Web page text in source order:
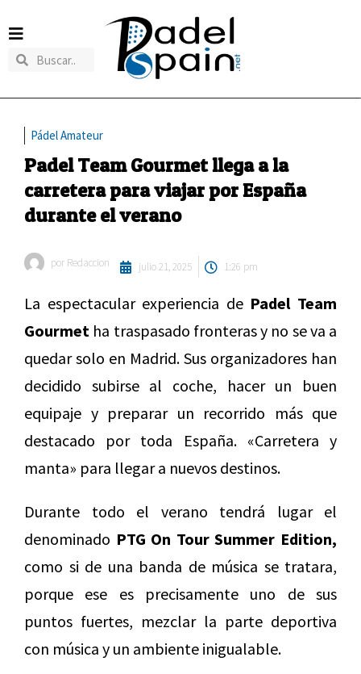
Pádel Amateur
Padel Team Gourmet llega a la
carretera para viajar por España
durante el verano
por Redaccion julio 21, 2025 1:26 pm
La espectacular experiencia de Padel Team
Gourmet ha traspasado fronteras y no se va a
quedar solo en Madrid. Sus organizadores han
decidido subirse al coche, hacer un buen
equipaje y preparar un recorrido más que
destacado por toda España. «Carretera y
manta» para llegar a nuevos destinos.
Durante todo el verano tendrá lugar el
denominado PTG On Tour Summer Edition,
como si de una banda de música se tratara,
porque ese es precisamente uno de sus
puntos fuertes, mezclar la parte deportiva
con música y un ambiente inigualable.